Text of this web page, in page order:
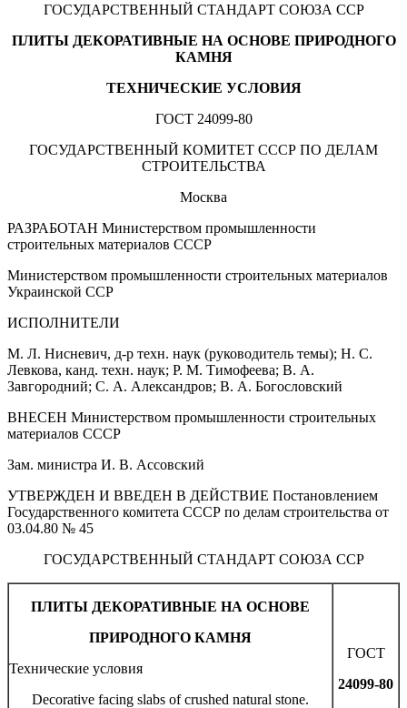
ГОСУДАРСТВЕННЫЙ СТАНДАРТ СОЮЗА ССР
ПЛИТЫ ДЕКОРАТИВНЫЕ НА ОСНОВЕ ПРИРОДНОГО
КАМНЯ
ТЕХНИЧЕСКИЕ УСЛОВИЯ
ГОСТ 24099-80
ГОСУДАРСТВЕННЫЙ КОМИТЕТ СССР ПО ДЕЛАМ
СТРОИТЕЛЬСТВА
Москва
РАЗРАБОТАН Министерством промышленности
строительных материалов СССР
Министерством промышленности строительных материалов
Украинской ССР
ИСПОЛНИТЕЛИ
М. Л. Нисневич, д-р техн. наук (руководитель темы); Н. С.
Левкова, канд. техн. наук; Р. М. Тимофеева; В. А.
Завгородний; С. А. Александров; В. А. Богословский
ВНЕСЕН Министерством промышленности строительных
материалов СССР
Зам. министра И. В. Ассовский
УТВЕРЖДЕН И ВВЕДЕН В ДЕЙСТВИЕ Постановлением
Государственного комитета СССР по делам строительства от
03.04.80 № 45
ГОСУДАРСТВЕННЫЙ СТАНДАРТ СОЮЗА ССР
ПЛИТЫ ДЕКОРАТИВНЫЕ НА ОСНОВЕ
ПРИРОДНОГО КАМНЯ
Технические условия
Decorative facing slabs of crushed natural stone.
ГОСТ
24099-80